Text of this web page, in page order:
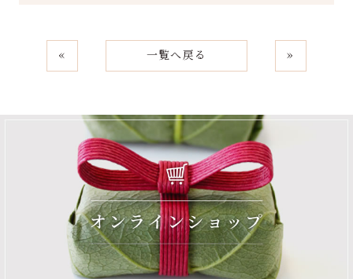
« 一覧へ戻る »